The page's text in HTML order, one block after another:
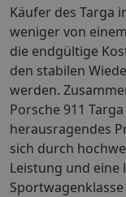
Käufer des Targa
weniger von
die endgültige
den stabilen
werden.
Porsche 911
herausragendes
sich durch
Leistung und eine